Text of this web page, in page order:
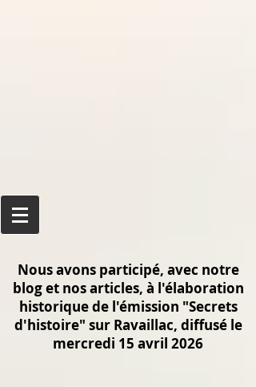
Nous avons participé, avec notre
blog et nos articles, à l'élaboration
historique de l'émission "Secrets
d'histoire" sur Ravaillac, diffusé le
mercredi 15 avril 2026